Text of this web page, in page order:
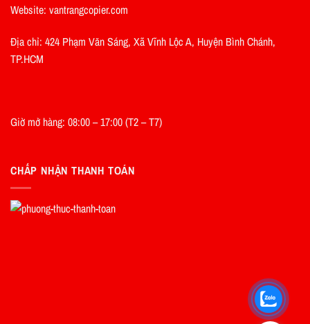
Website: vantrangcopier.com
Địa chỉ: 424 Phạm Văn Sáng, Xã Vĩnh Lộc A, Huyện Bình Chánh,
TP.HCM
Giờ mở hàng: 08:00 – 17:00 (T2 – T7)
CHẤP NHẬN THANH TOÁN